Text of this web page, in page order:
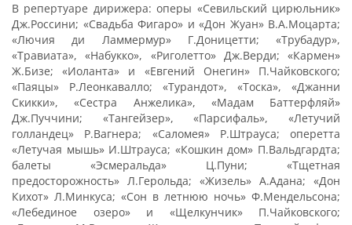
В репертуаре дирижера: оперы «Севильский цирюльник»
Дж.Россини; «Свадьба Фигаро» и «Дон Жуан» В.А.Моцарта;
«Лючия ди Ламмермур» Г.Доницетти; «Трубадур»,
«Травиата», «Набукко», «Риголетто» Дж.Верди; «Кармен»
Ж.Бизе; «Иоланта» и «Евгений Онегин» П.Чайковского;
«Паяцы» Р.Леонкавалло; «Турандот», «Тоска», «Джанни
Скикки», «Сестра Анжелика», «Мадам Баттерфляй»
Дж.Пуччини; «Тангейзер», «Парсифаль», «Летучий
голландец» Р.Вагнера; «Саломея» Р.Штрауса; оперетта
«Летучая мышь» И.Штрауса; «Кошкин дом» П.Вальдгардта;
балеты «Эсмеральда» Ц.Пуни; «Тщетная
предосторожность» Л.Герольда; «Жизель» А.Адана; «Дон
Кихот» Л.Минкуса; «Сон в летнюю ночь» Ф.Мендельсона;
«Лебединое озеро» и «Щелкунчик» П.Чайковского;